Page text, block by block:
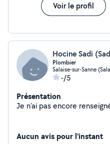
Voir le profil
Hocine Sadi
Plombier
Salaise-sur-Sanne
-/5
Présentation
Aucun avis pour l'instant